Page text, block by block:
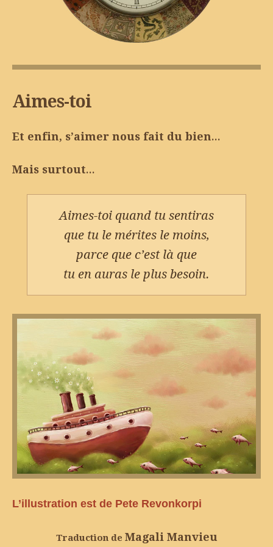
Aimes-toi
Et enfin, s’aimer nous fait du bien…
Mais surtout…
Aimes-toi quand tu sentiras
que tu le mérites le moins,
parce que c’est là que
tu en auras le plus besoin.
L’illustration est de Pete Revonkorpi
Traduction de Magali Manvieu